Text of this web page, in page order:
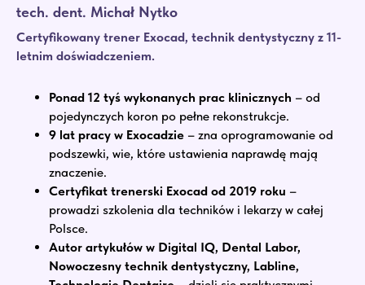
tech. dent. Michał Nytko
Certyfikowany trener Exocad, technik dentystyczny z 11-
letnim doświadczeniem.
Ponad 12 tyś wykonanych prac klinicznych – od
pojedynczych koron po pełne rekonstrukcje.
9 lat pracy w Exocadzie – zna oprogramowanie od
podszewki, wie, które ustawienia naprawdę mają
znaczenie.
Certyfikat trenerski Exocad od 2019 roku –
prowadzi szkolenia dla techników i lekarzy w całej
Polsce.
Autor artykułów w Digital IQ, Dental Labor,
Nowoczesny technik dentystyczny, Labline,